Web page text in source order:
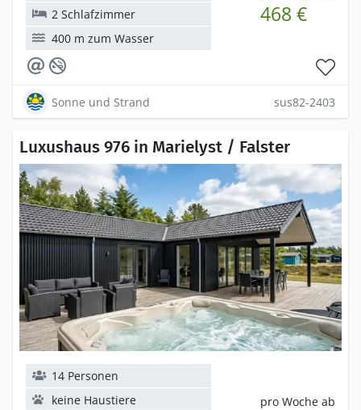
468 €
2 Schlafzimmer
400 m zum Wasser
Sonne und Strand sus82-2403
Luxushaus 976 in Marielyst / Falster
pro Woche ab
14 Personen
keine Haustiere